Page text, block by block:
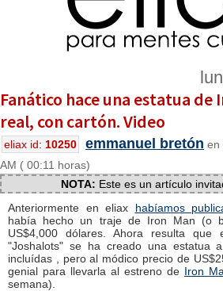
Fanático hace una estatua de
real, con cartón. Video
eliax id: 10250 emmanuel bretón en
AM ( 00:11 horas)
NOTA: Este es un artículo
Anteriormente en eliax habíamos
había hecho un traje de Iron Man (o
US$4,000 dólares. Ahora resulta que
"Joshalots" se ha creado una estatua
incluídas , pero al módico precio de
genial para llevarla al estreno de Iron
semana).